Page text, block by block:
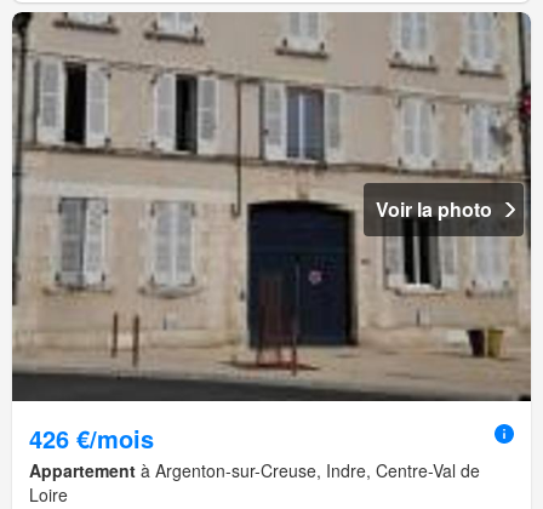
Voir la photo
426 €/mois
Appartement à Argenton-sur-Creuse, Indre, Centre-Val de
Loire